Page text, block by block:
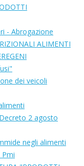
- Abrogazione
ALIMENTI
dei veicoli
2 agosto
negli alimenti